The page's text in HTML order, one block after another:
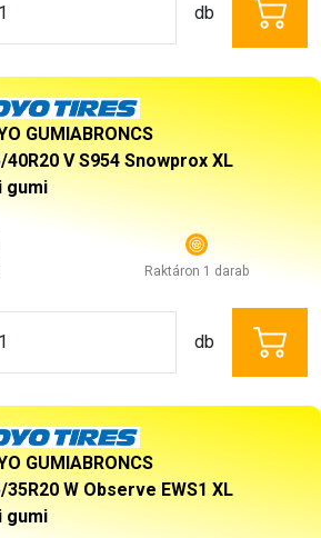
db
GUMIABRONCS
40R20 V S954 Snowprox XL
gumi
Raktáron 1 darab
db
GUMIABRONCS
35R20 W Observe EWS1 XL
gumi